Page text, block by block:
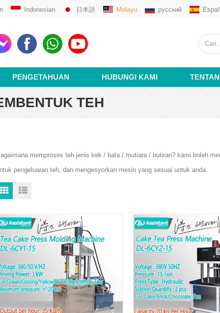
Indonesian 日本語 Melayu русский
PENGETAHUAN HUBUNGI KAMI
TEH
memproses teh jenis kek / bata / mutiara / butiran? kami boleh
pengeluaran teh, dan mengesyorkan mesin yang sesuai untuk anda.